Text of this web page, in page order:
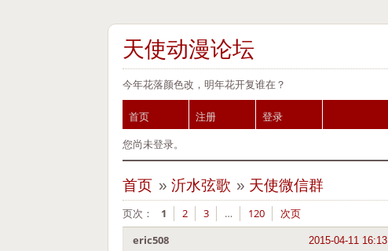
天使动漫论坛
今年花落颜色改，明年花开复谁在？
首页 注册
登录
您尚未登录。
首页 » 沂水弦歌 » 天使微信群
页次： 1 2 3 … 120 次页
2015-04-11 16:13
eric508